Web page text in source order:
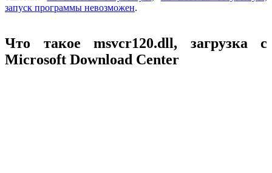
запуск программы невозможен.
Что такое msvcr120.dll, загрузка с
Microsoft Download Center